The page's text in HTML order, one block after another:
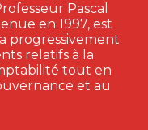
Pascal
en 1997, est
progressivement
relatifs à la
tout en
et au